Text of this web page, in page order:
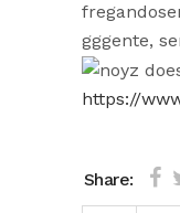
gggente,
https://
Share: